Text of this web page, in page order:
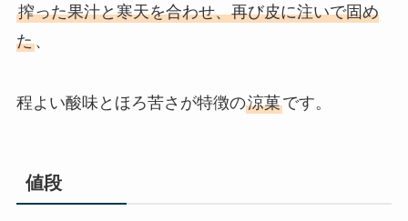
搾った果汁と寒天を合わせ、再び皮に注いで固め
た、
程よい酸味とほろ苦さが特徴の涼菓です。
値段